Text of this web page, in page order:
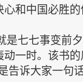
和中国必胜的
是七七事变前
一时。该书的
告诉大家一句